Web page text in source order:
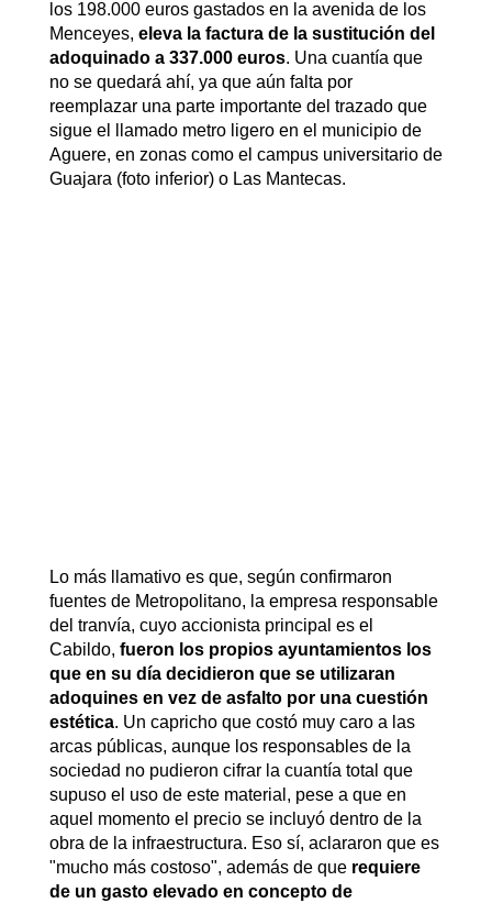
los 198.000 euros gastados en la avenida de los
Menceyes, eleva la factura de la sustitución del
adoquinado a 337.000 euros. Una cuantía que
no se quedará ahí, ya que aún falta por
reemplazar una parte importante del trazado que
sigue el llamado metro ligero en el municipio de
Aguere, en zonas como el campus universitario de
Guajara (foto inferior) o Las Mantecas.
Lo más llamativo es que, según confirmaron
fuentes de Metropolitano, la empresa responsable
del tranvía, cuyo accionista principal es el
Cabildo, fueron los propios ayuntamientos los
que en su día decidieron que se utilizaran
adoquines en vez de asfalto por una cuestión
estética. Un capricho que costó muy caro a las
arcas públicas, aunque los responsables de la
sociedad no pudieron cifrar la cuantía total que
supuso el uso de este material, pese a que en
aquel momento el precio se incluyó dentro de la
obra de la infraestructura. Eso sí, aclararon que es
"mucho más costoso", además de querequiere
de un gasto elevado en concepto de